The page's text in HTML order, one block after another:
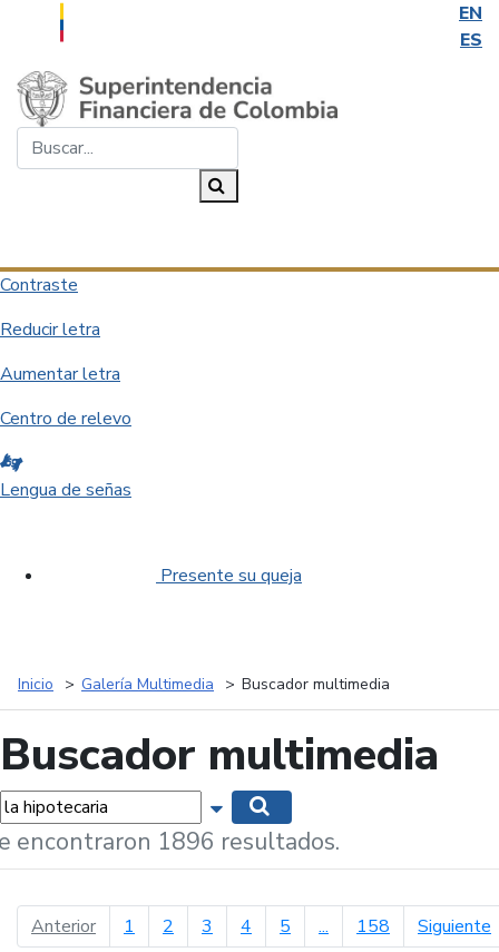
EN
ES
Saltar al contenido principal
Contraste
Reducir letra
Aumentar letra
Centro de relevo
Lengua de señas
Presente su queja
Inicio Galería Multimedia Buscador multimedia
Buscador multimedia
Mostrar opciones de búsqueda
encontraron 1896 resultados.
Anteriorpágina anterior
1 2 3 4 5 ... 158 Siguiente